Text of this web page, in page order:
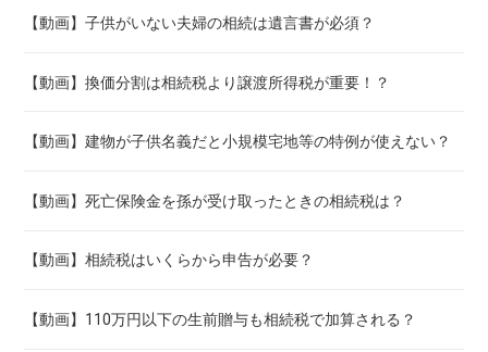
【動画】子供がいない夫婦の相続は遺言書が必須？
【動画】換価分割は相続税より譲渡所得税が重要！？
【動画】建物が子供名義だと小規模宅地等の特例が使えない？
【動画】死亡保険金を孫が受け取ったときの相続税は？
【動画】相続税はいくらから申告が必要？
【動画】110万円以下の生前贈与も相続税で加算される？